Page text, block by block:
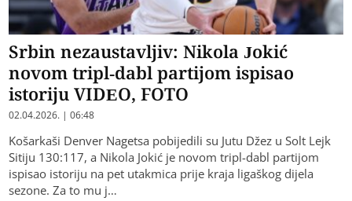
Srbin nezaustavljiv: Nikola Jokić
novom tripl-dabl partijom ispisao
istoriju VIDEO, FOTO
02.04.2026. | 06:48
Košarkaši Denver Nagetsa pobijedili su Jutu Džez u Solt Lejk
Sitiju 130:117, a Nikola Jokić je novom tripl-dabl partijom
ispisao istoriju na pet utakmica prije kraja ligaškog dijela
sezone. Za to mu j…